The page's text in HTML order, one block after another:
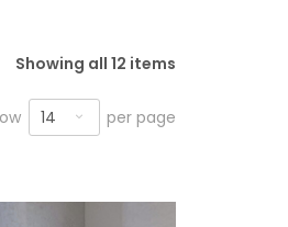
Showing all 12 items
14 per page